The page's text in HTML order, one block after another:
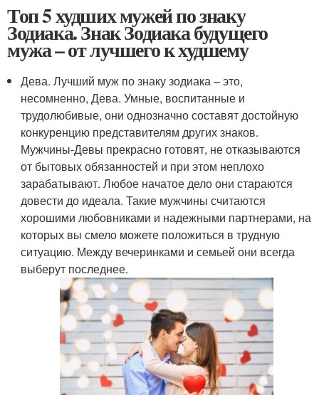
Топ 5 худших мужей по знаку
Зодиака. Знак Зодиака будущего
мужа – от лучшего к худшему
Дева. Лучший муж по знаку зодиака – это,
несомненно, Дева. Умные, воспитанные и
трудолюбивые, они однозначно составят достойную
конкуренцию представителям других знаков.
Мужчины-Девы прекрасно готовят, не отказываются
от бытовых обязанностей и при этом неплохо
зарабатывают. Любое начатое дело они стараются
довести до идеала. Такие мужчины считаются
хорошими любовниками и надежными партнерами, на
которых вы смело можете положиться в трудную
ситуацию. Между вечеринками и семьей они всегда
выберут последнее.